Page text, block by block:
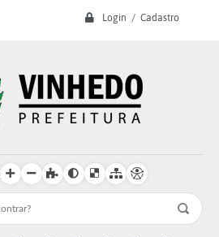
Login / Cadastro